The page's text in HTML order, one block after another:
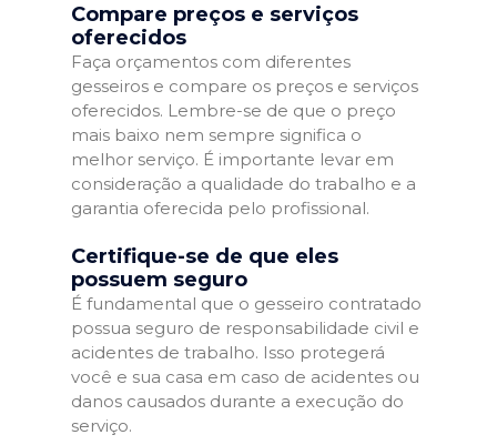
Compare preços e serviços
oferecidos
Faça orçamentos com diferentes
gesseiros e compare os preços e serviços
oferecidos. Lembre-se de que o preço
mais baixo nem sempre significa o
melhor serviço. É importante levar em
consideração a qualidade do trabalho e a
garantia oferecida pelo profissional.
Certifique-se de que eles
possuem seguro
É fundamental que o gesseiro contratado
possua seguro de responsabilidade civil e
acidentes de trabalho. Isso protegerá
você e sua casa em caso de acidentes ou
danos causados durante a execução do
serviço.